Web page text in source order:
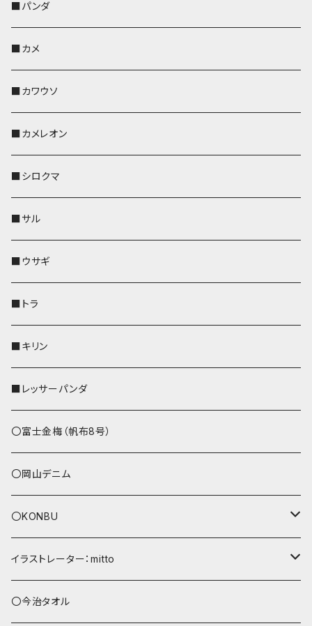
靴下・ミニタオル
財布
その他
ペンホルダー
財布
靴下・ミニタオル
その他
レザートレイ
ペンホルダー
財布
靴下・ミニタオル
その他
レザートレイ
ペンホルダー
ペットボトルホルダー
スマホケース
財布
靴下・ミニタオル
その他
AppleWatchバンド
レザートレイ
ペンホルダー
靴下・ミニタオル
財布
その他
帆布・デニム
KONBU
ポーチ
AppleWatchバンド
ペンホルダー
レザートレイ
財布
靴下・ミニタオル
その他
ポーチ
ポシェット・バッグ
帆布・デニム
KONBU
コインケース
AppleWatchバンド
ペットボトルホルダー
ペンホルダー
靴下・ミニタオル
財布
その他
コインケース
レザートレイ
ペンホルダー
ペットボトルホルダー
AppleWatchバンド
財布
その他
レザートレイ
ペンホルダー
ペットボトルホルダー
キーケース
名刺入れ・カードケース
AppleWatchバンド
財布
メガネケース
レザートレイ
キーケース
ペンホルダー
IDカードケース
ペットボトルホルダー
その他
リール付きストラップ
リールのみ
ストラップ付
パスケース
キーケース
コインケース
名刺入れ
AppleWatchバンド
メガネケース
財布
IDカードケース
パスケース
名刺入れ・カードケース
メガネケース
リール付きストラップ
リールのみ
ストラップ付
ペットボトルホルダー
キーケース
ペンホルダー
AppleWatchバンド
L字ファスナー財布
その他
パスケース
キーケース
コインケース
メガネケース
名刺入れ
財布
Apple Watchバンド
その他
■パンダ
■カメ
■カワウソ
■カメレオン
■シロクマ
■サル
■ウサギ
■トラ
■キリン
■レッサーパンダ
〇富士金梅（帆布8号）
〇岡山デニム
〇KONBU
ショルダーバッグ
あずまバッグ
イラストレーター：mitto
シマエナガ
〇今治タオル